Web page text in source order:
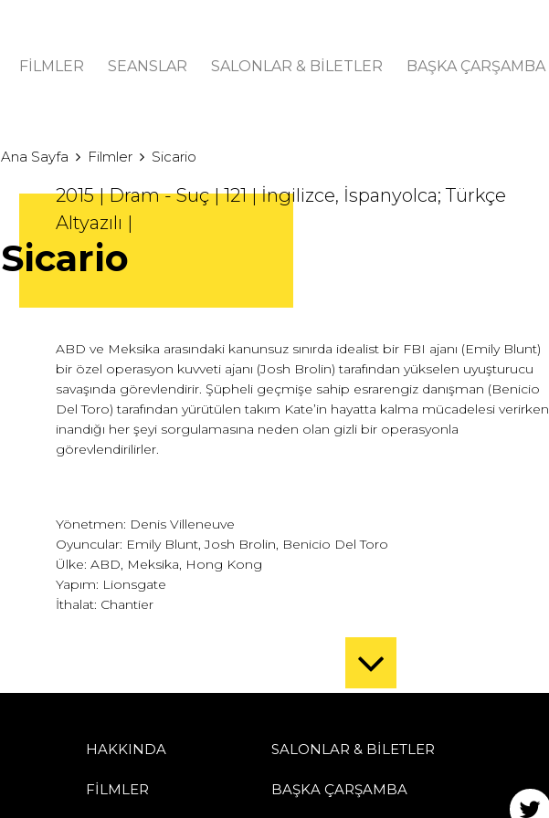
FİLMLER SEANSLAR SALONLAR & BİLETLER BAŞKA ÇARŞAMBA
Ana Sayfa Filmler Sicario
2015 | Dram - Suç | 121 | İngilizce, İspanyolca; Türkçe
Altyazılı |
Sicario
ABD ve Meksika arasındaki kanunsuz sınırda idealist bir FBI ajanı (Emily Blunt)
bir özel operasyon kuvveti ajanı (Josh Brolin) tarafından yükselen uyuşturucu
savaşında görevlendirir. Şüpheli geçmişe sahip esrarengiz danışman (Benicio
Del Toro) tarafından yürütülen takım Kate’in hayatta kalma mücadelesi verirken
inandığı her şeyi sorgulamasına neden olan gizli bir operasyonla
görevlendirilirler.
Yönetmen: Denis Villeneuve
Oyuncular: Emily Blunt, Josh Brolin, Benicio Del Toro
Ülke: ABD, Meksika, Hong Kong
Yapım: Lionsgate
İthalat: Chantier
HAKKINDA SALONLAR & BİLETLER
FİLMLER BAŞKA ÇARŞAMBA